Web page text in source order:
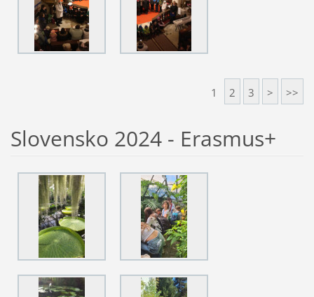
1 2 3 > >>
Slovensko 2024 - Erasmus+